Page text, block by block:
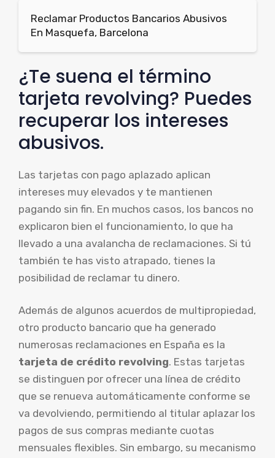
Reclamar Productos Bancarios Abusivos
En Masquefa, Barcelona
¿Te suena el término
tarjeta revolving? Puedes
recuperar los intereses
abusivos.
Las tarjetas con pago aplazado aplican
intereses muy elevados y te mantienen
pagando sin fin. En muchos casos, los bancos no
explicaron bien el funcionamiento, lo que ha
llevado a una avalancha de reclamaciones. Si tú
también te has visto atrapado, tienes la
posibilidad de reclamar tu dinero.
Además de algunos acuerdos de multipropiedad,
otro producto bancario que ha generado
numerosas reclamaciones en España es la
tarjeta de crédito revolving. Estas tarjetas
se distinguen por ofrecer una línea de crédito
que se renueva automáticamente conforme se
va devolviendo, permitiendo al titular aplazar los
pagos de sus compras mediante cuotas
mensuales flexibles. Sin embargo, su mecanismo